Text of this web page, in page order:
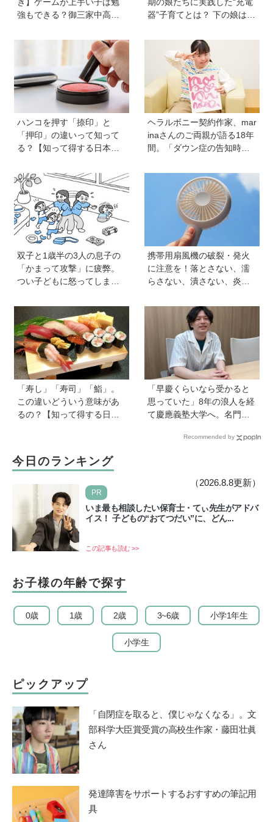
強もできる？御三家中高卒
史さんが教えるゲームしな
がら受験で勝つためのメソ
ッド
器”子育てとは？ 下の娘は小
入りまーす」と宣言！
ハンコを押す「捺印」と
「押印」の違いって知って
る？【知って得する日本語
ヘラルボニー契約作家、mar
inaさんのご両親が語る18年
間。「ダウン症の告知時は
も前に進めた理由は…？ 古
代・宇宙文字のような《mar
ina-moji》が人気！
双子と1歳半の3人の息子の
「かまって攻撃」に疲弊。
つい子どもに怒ってしまい
先生の子育てお悩み相談
室】
携帯用扇風機の破裂・発火
に注意を！落とさない、濡
らさない、潰さない、炎天
「寿し」「寿司」「鮨」。
この違いどういう意味があ
るの？【知って得する日本
「早慶くらいなら受かると
思っていた」8年の浪人を経
て慶應義塾大学へ。名門・
受験の反動からゲーム依存
【慶應生よしださん｜前
Recommended by
今日のランキング
（2026.8.8更新）
PR
いま最も相談したい保育士・てぃ先生がアドバ
イス！ 子どもの“おてつだい”に、どん...
この記事も読む >>
お子様の年齢で探す
0歳 1歳 2歳 3~6歳 小学1年生
小学生
ピックアップ
「自閉症を取ると、僕じゃなくなる」。文
部科学大臣賞受賞の高校生作家・藤田壮眞
さん
発達障害をサポートするおすすめの筆記用
具